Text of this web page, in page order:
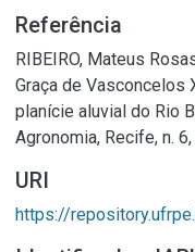
Referência
RIBEIRO, Mateus
Graça de Vasconcelos
planície aluvial do Rio
Agronomia, Recife, n.
URI
https://